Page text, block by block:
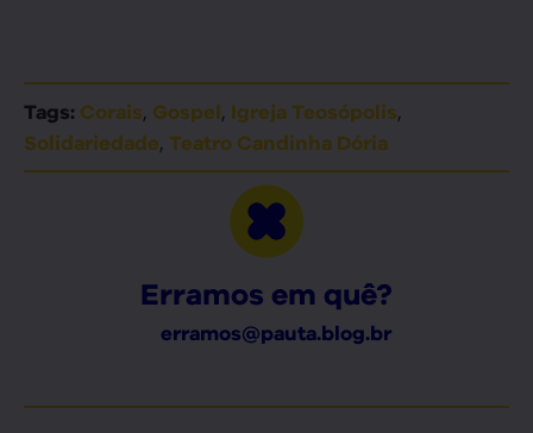
Tags: Corais, Gospel, Igreja Teosópolis,
Solidariedade, Teatro Candinha Dória
Erramos em quê?
erramos@pauta.blog.br